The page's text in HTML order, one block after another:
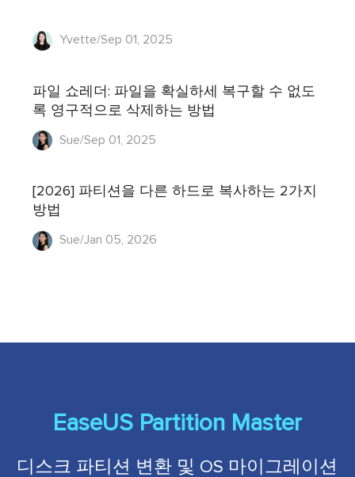
Yvette/Sep 01, 2025
파일 쇼레더: 파일을 확실하세 복구할 수 없도
록 영구적으로 삭제하는 방법
Sue/Sep 01, 2025
[2026] 파티션을 다른 하드로 복사하는 2가지
방법
Sue/Jan 05, 2026
EaseUS Partition Master
디스크 파티션 변환 및 OS 마이그레이션